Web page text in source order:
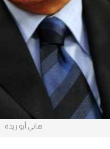
هاني أبو ريدة